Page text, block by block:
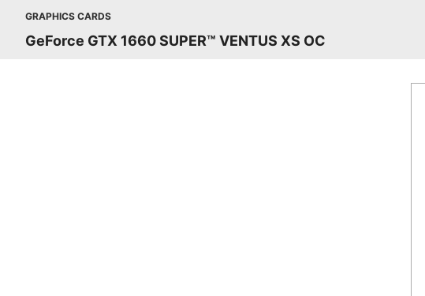
GRAPHICS CARDS
GeForce GTX 1660 SUPER™ VENTUS XS OC